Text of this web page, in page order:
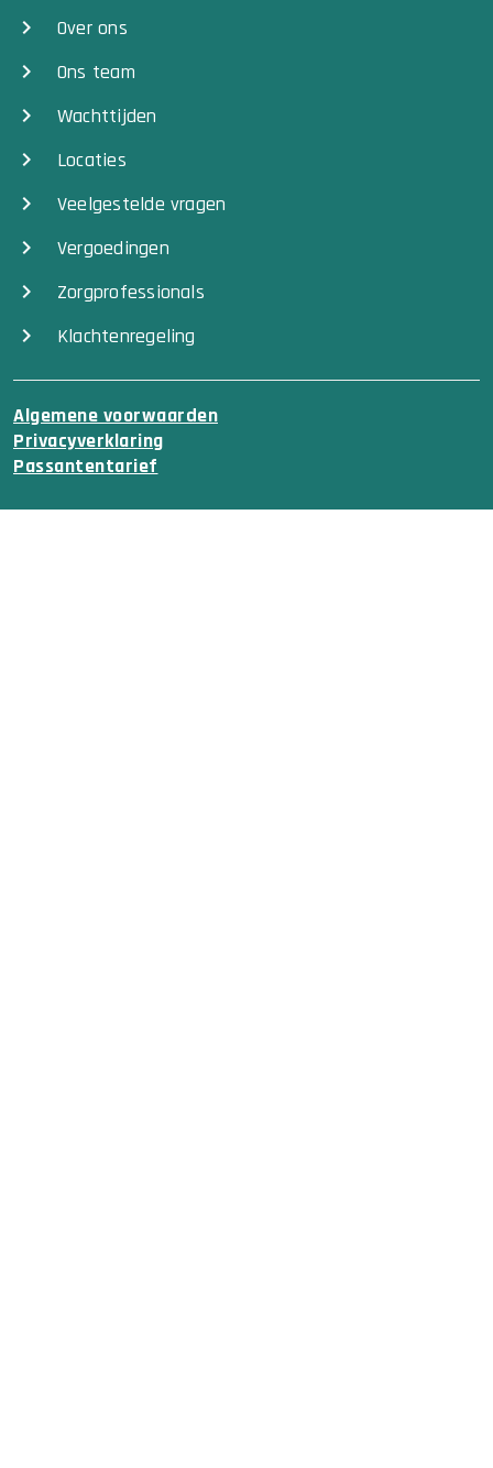
Over ons
Ons team
Wachttijden
Locaties
Veelgestelde vragen
Vergoedingen
Zorgprofessionals
Klachtenregeling
Algemene voorwaarden
Privacyverklaring
Passantentarief